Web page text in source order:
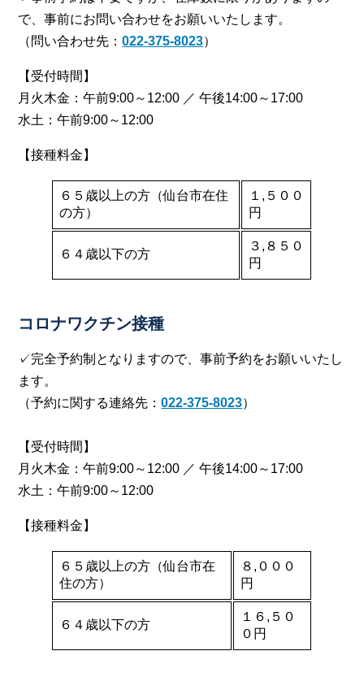
で、事前にお問い合わせをお願いいたします。
（問い合わせ先：022-375-8023）
【受付時間】
月火木金：午前9:00～12:00 ／ 午後14:00～17:00
水土：午前9:00～12:00
【接種料金】
６５歳以上の方（仙台市在住
の方）
１,５００
円
６４歳以下の方
３,８５０
円
コロナワクチン接種
✓完全予約制となりますので、事前予約をお願いいたし
ます。
（予約に関する連絡先：022-375-8023）
【受付時間】
月火木金：午前9:00～12:00 ／ 午後14:00～17:00
水土：午前9:00～12:00
【接種料金】
６５歳以上の方（仙台市在
住の方）
８,０００
円
６４歳以下の方
１６,５０
０円